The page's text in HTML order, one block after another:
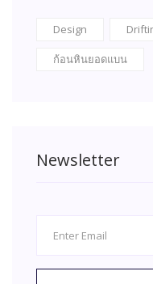
Design
ก้อนหินยอดแบน
Newsletter